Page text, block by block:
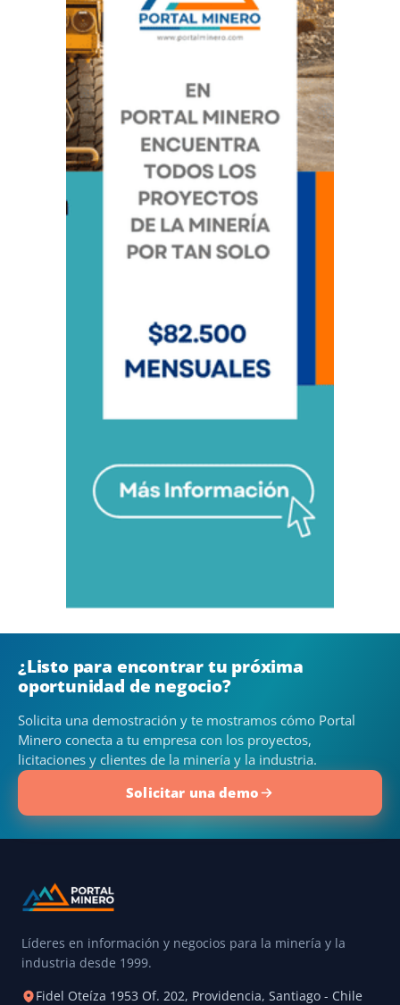
¿Listo para encontrar tu próxima
oportunidad de negocio?
Solicita una demostración y te mostramos cómo Portal
Minero conecta a tu empresa con los proyectos,
licitaciones y clientes de la minería y la industria.
Solicitar una demo
Líderes en información y negocios para la minería y la
industria desde 1999.
Fidel Oteíza 1953 Of. 202, Providencia, Santiago - Chile